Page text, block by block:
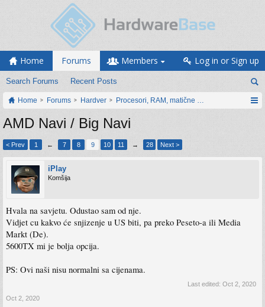
Home Forums
Search Forums Recent Posts
Members Log in or Sign up
Home Forums Hardver Procesori, RAM, matične ploče i grafičke
AMD Navi / Big Navi
< Prev 1 ← 7 8 9 10 11 → 28 Next >
iPlay
Komšija
Hvala na savjetu. Odustao sam od nje.
Vidjet cu kakvo će snjizenje u US biti, pa preko Peseto-a ili Media
Markt (De).
5600TX mi je bolja opcija.
PS: Ovi naši nisu normalni sa cijenama.
Last edited: Oct 2, 2020
Oct 2, 2020